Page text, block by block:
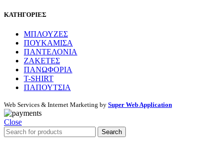
ΚΑΤΗΓΟΡΙΕΣ
ΜΠΛΟΥΖΕΣ
ΠΟΥΚΑΜΙΣΑ
ΠΑΝΤΕΛΟΝΙΑ
ΖΑΚΕΤΕΣ
ΠΑΝΩΦΟΡΙΑ
T-SHIRT
ΠΑΠΟΥΤΣΙΑ
Web Services & Internet Marketing by Super Web Application
Close
Search